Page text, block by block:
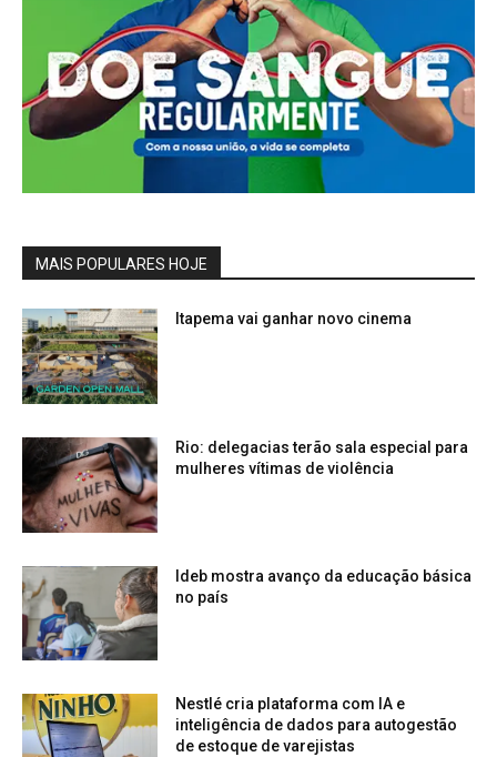
MAIS POPULARES HOJE
Itapema vai ganhar novo cinema
Rio: delegacias terão sala especial para
mulheres vítimas de violência
Ideb mostra avanço da educação básica
no país
Nestlé cria plataforma com IA e
inteligência de dados para autogestão
de estoque de varejistas